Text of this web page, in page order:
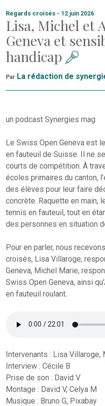
Regards croisés - 12 juin 2026
Lisa, Michel et
Geneva et
handicap
Par La rédaction de
un podcast Synergies mag
Le Swiss Open Geneva est
en fauteuil de Suisse. Il ne
courts de compétition. À
écoles primaires du canton,
des élèves pour leur faire
concrète. Raquette en main,
tennis en fauteuil, tout en
des personnes en situation
Pour en parler, nous
croisés, Lisa Villaroge,
Geneva, Michel Marie,
Swiss Open Geneva, ainsi
en fauteuil roulant.
Intervenants : Lisa Villaroge,
Interview : Cécile B
Prise de son : David V
Montage : David V, Celya M
Musique : Bruno G, Pixabay